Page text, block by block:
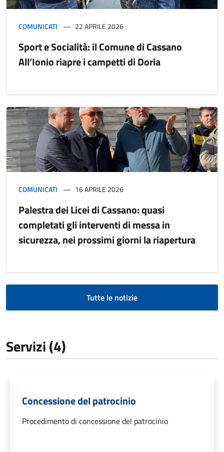
COMUNICATI 22 APRILE 2026
Sport e Socialità: il Comune di Cassano
All’Ionio riapre i campetti di Doria
COMUNICATI 16 APRILE 2026
Palestra dei Licei di Cassano: quasi
completati gli interventi di messa in
sicurezza, nei prossimi giorni la riapertura
Tutte le notizie
Servizi (4)
Concessione del patrocinio
Procedimento di concessione del patrocinio